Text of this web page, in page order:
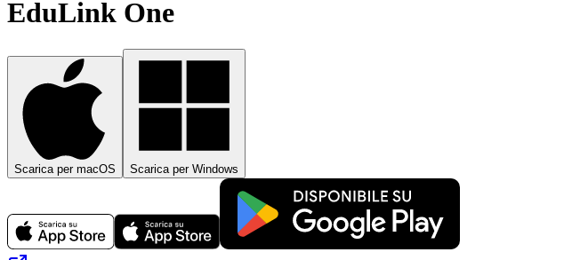
EduLink One
Scarica per macOS Scarica per Windows